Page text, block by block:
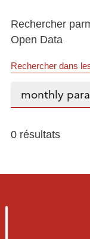
Rechercher
Open Data
Rechercher dans
Rechercher...
0 résultats